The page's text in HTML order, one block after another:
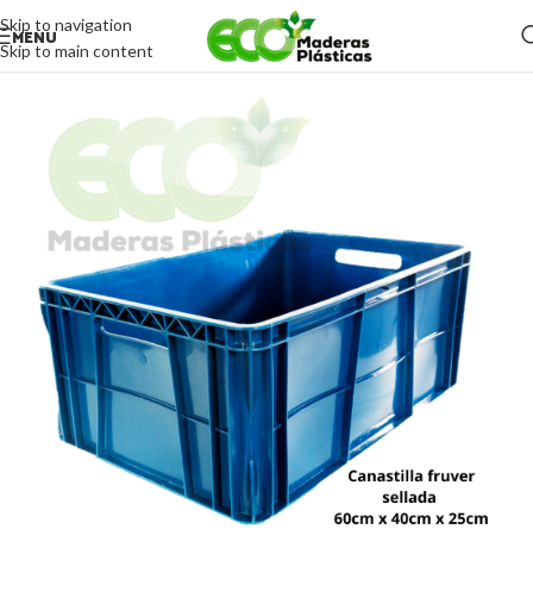
Skip to navigation
Skip to main content
MENU